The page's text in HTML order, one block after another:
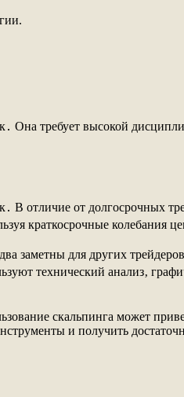
Она требует высокой
В отличие от долгосрочных
краткосрочные колебания
заметны для других
технический анализ‚
скальпинга может
и получить